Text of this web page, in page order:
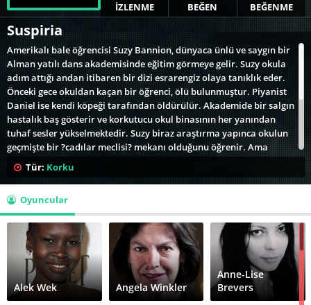
İZLENME
BEĞEN
BEĞENME
Suspiria
Amerikalı bale öğrencisi Suzy Bannion, dünyaca ünlü ve saygın bir
Alman yatılı dans akademisinde eğitim görmeye gelir. Suzy okula
adım attığı andan itibaren bir dizi esrarengiz olaya tanıklık eder.
Önceki gece okuldan kaçan bir öğrenci, ölü bulunmuştur. Piyanist
Daniel ise kendi köpeği tarafından öldürülür. Akademide bir salgın
hastalık baş gösterir ve korkutucu okul binasının her yanından
tuhaf sesler yükselmektedir. Suzy biraz araştırma yapınca okulun
geçmişte bir ?cadılar meclisi? mekanı olduğunu öğrenir. Ama
işaretler, binada cadı geleneğinin ve ayinlerinin geçmişte
kalmadığını, hâlâ devam ettiğini göstermektedir! Korku-gerilim
türünün en önemli yönetmenlerinden Dario Argento'nun başyapıtı
kabul edilen ve İtalyan progressive rock grubu Goblin'in
müzikleriyle benzersiz bir görsel-işitsel deneyime dönüşen
SUSPIRIA, senelere meydan okuyan, zamanının çok ötesinde bir
film?
Tür: Korku
Oyuncular
Alek Wek Angela Winkler
Anne-Lise
Brevers